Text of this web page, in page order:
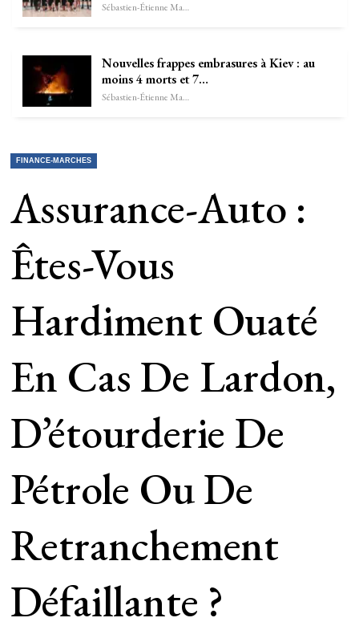
Sébastien-Étienne Marechal
Nouvelles frappes embrasures à Kiev : au
moins 4 morts et 7…
Sébastien-Étienne Marechal
FINANCE-MARCHES
Assurance-Auto :
Êtes-Vous
Hardiment Ouaté
En Cas De Lardon,
D’étourderie De
Pétrole Ou De
Retranchement
Défaillante ?